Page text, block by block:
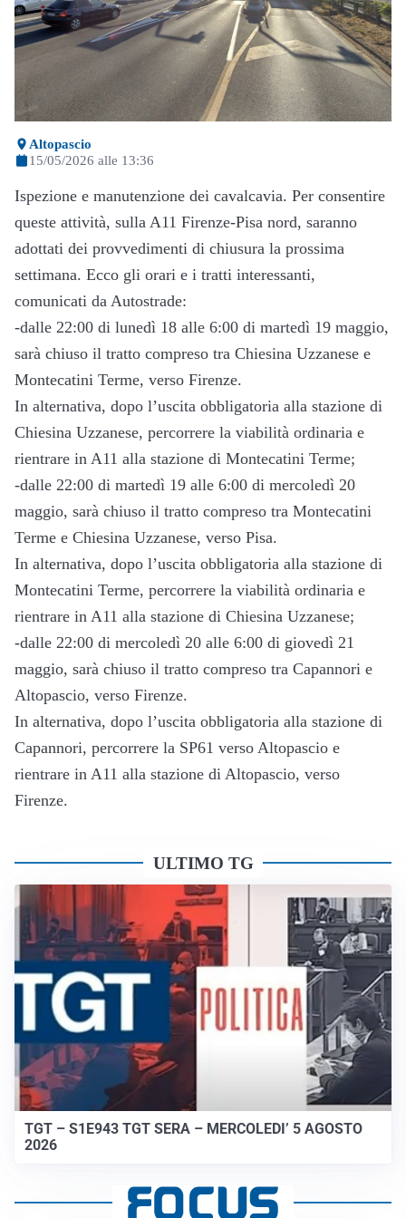
Altopascio
15/05/2026 alle 13:36
Ispezione e manutenzione dei cavalcavia. Per consentire
queste attività, sulla A11 Firenze-Pisa nord, saranno
adottati dei provvedimenti di chiusura la prossima
settimana. Ecco gli orari e i tratti interessanti,
comunicati da Autostrade:
-dalle 22:00 di lunedì 18 alle 6:00 di martedì 19 maggio,
sarà chiuso il tratto compreso tra Chiesina Uzzanese e
Montecatini Terme, verso Firenze.
In alternativa, dopo l’uscita obbligatoria alla stazione di
Chiesina Uzzanese, percorrere la viabilità ordinaria e
rientrare in A11 alla stazione di Montecatini Terme;
-dalle 22:00 di martedì 19 alle 6:00 di mercoledì 20
maggio, sarà chiuso il tratto compreso tra Montecatini
Terme e Chiesina Uzzanese, verso Pisa.
In alternativa, dopo l’uscita obbligatoria alla stazione di
Montecatini Terme, percorrere la viabilità ordinaria e
rientrare in A11 alla stazione di Chiesina Uzzanese;
-dalle 22:00 di mercoledì 20 alle 6:00 di giovedì 21
maggio, sarà chiuso il tratto compreso tra Capannori e
Altopascio, verso Firenze.
In alternativa, dopo l’uscita obbligatoria alla stazione di
Capannori, percorrere la SP61 verso Altopascio e
rientrare in A11 alla stazione di Altopascio, verso
Firenze.
ULTIMO TG
TGT – S1E943 TGT SERA – MERCOLEDI’ 5 AGOSTO
2026